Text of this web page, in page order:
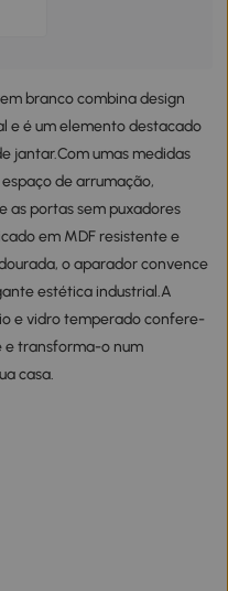
branco combina design
e é um elemento destacado
jantar.Com umas medidas
de arrumação,
as portas sem puxadores
em MDF resistente e
o aparador convence
estética industrial.A
e vidro temperado confere-
e transforma-o num
casa.